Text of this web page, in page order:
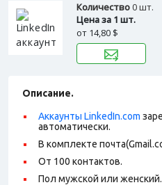
Количество0 шт.
Цена за 1 шт.
от 14,80 $
Описание.
Аккаунты LinkedIn.com
автоматически.
В комплекте
От 100 контактов.
Пол мужской или женский.